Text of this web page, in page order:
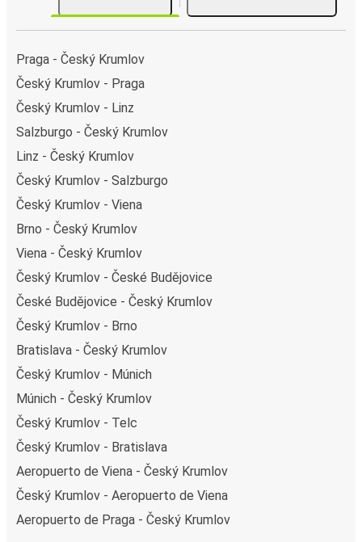
Praga - Český Krumlov
Český Krumlov - Praga
Český Krumlov - Linz
Salzburgo - Český Krumlov
Linz - Český Krumlov
Český Krumlov - Salzburgo
Český Krumlov - Viena
Brno - Český Krumlov
Viena - Český Krumlov
Český Krumlov - České Budějovice
České Budějovice - Český Krumlov
Český Krumlov - Brno
Bratislava - Český Krumlov
Český Krumlov - Múnich
Múnich - Český Krumlov
Český Krumlov - Telc
Český Krumlov - Bratislava
Aeropuerto de Viena - Český Krumlov
Český Krumlov - Aeropuerto de Viena
Aeropuerto de Praga - Český Krumlov